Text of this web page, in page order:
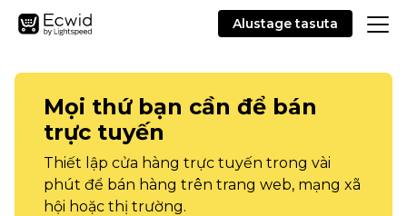
Alustage tasuta
Mọi thứ bạn cần để bán
trực tuyến
Thiết lập cửa hàng trực tuyến trong vài
phút để bán hàng trên trang web, mạng xã
hội hoặc thị trường.